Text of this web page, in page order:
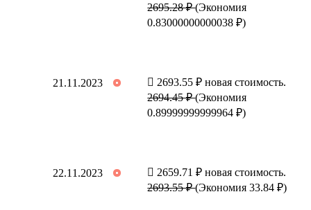
2695.28 ₽(Экономия
0.83000000000038 ₽)
21.11.2023
2693.55 ₽ новая стоимость.
2694.45 ₽(Экономия
0.89999999999964 ₽)
22.11.2023
2659.71 ₽ новая стоимость.
2693.55 ₽(Экономия 33.84 ₽)